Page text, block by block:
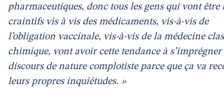
pharmaceutiques, donc tous les gens qui vont être
craintifs vis à vis des médicaments, vis-à-vis de
l’obligation vaccinale, vis-à-vis de la médecine
chimique, vont avoir cette tendance à s’imprégner
discours de nature complotiste parce que ça va
leurs propres inquiétudes. »